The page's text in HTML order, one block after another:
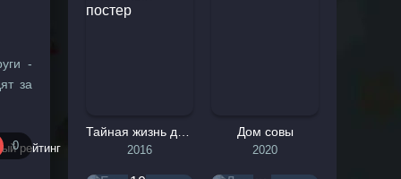
-
за
об
0 2016
Дом совы
2020